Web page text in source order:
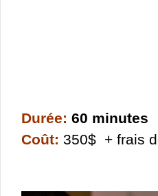
Durée: 60 minutes
Coût: 350$ + frais